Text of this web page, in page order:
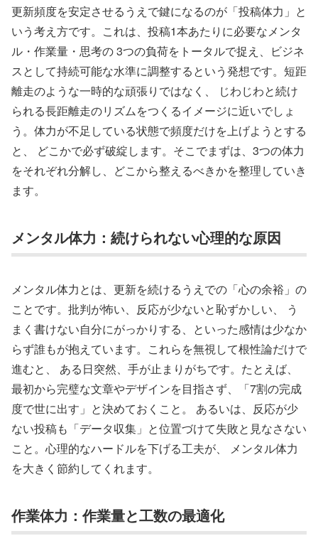
更新頻度を安定させるうえで鍵になるのが「投稿体力」と
いう考え方です。これは、投稿1本あたりに必要なメンタ
ル・作業量・思考の 3つの負荷をトータルで捉え、ビジネ
スとして持続可能な水準に調整するという発想です。短距
離走のような一時的な頑張りではなく、 じわじわと続け
られる長距離走のリズムをつくるイメージに近いでしょ
う。体力が不足している状態で頻度だけを上げようとする
と、 どこかで必ず破綻します。そこでまずは、3つの体力
をそれぞれ分解し、どこから整えるべきかを整理していき
ます。
メンタル体力：続けられない心理的な原因
メンタル体力とは、更新を続けるうえでの「心の余裕」の
ことです。批判が怖い、反応が少ないと恥ずかしい、 う
まく書けない自分にがっかりする、といった感情は少なか
らず誰もが抱えています。これらを無視して根性論だけで
進むと、 ある日突然、手が止まりがちです。たとえば、
最初から完璧な文章やデザインを目指さず、「7割の完成
度で世に出す」と決めておくこと。 あるいは、反応が少
ない投稿も「データ収集」と位置づけて失敗と見なさない
こと。心理的なハードルを下げる工夫が、 メンタル体力
を大きく節約してくれます。
作業体力：作業量と工数の最適化